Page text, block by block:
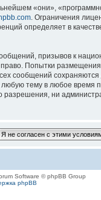
«они»,
. Ограничения
определяет в
призывов к
Попытки
сообщений
тему в любое время
ни
Software © phpBB Group
phpBB